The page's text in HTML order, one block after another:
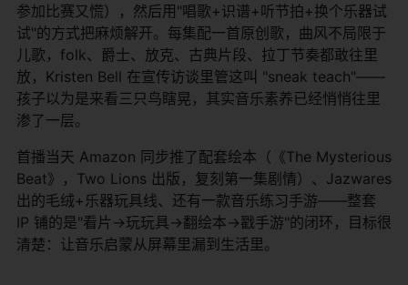
参加比赛又慌），然后用"唱歌+识谱+听节拍+换个乐器试
试"的方式把麻烦解开。每集配一首原创歌，曲风不局限于
儿歌，folk、爵士、放克、古典片段、拉丁节奏都敢往里
放，Kristen Bell 在宣传访谈里管这叫 "sneak teach"——
孩子以为是来看三只鸟瞎晃，其实音乐素养已经悄悄往里
渗了一层。
首播当天 Amazon 同步推了配套绘本（《The Mysterious
Beat》，Two Lions 出版，复刻第一集剧情）、Jazwares
出的毛绒+乐器玩具线、还有一款音乐练习手游——整套
IP 铺的是"看片→玩玩具→翻绘本→戳手游"的闭环，目标很
清楚：让音乐启蒙从屏幕里漏到生活里。